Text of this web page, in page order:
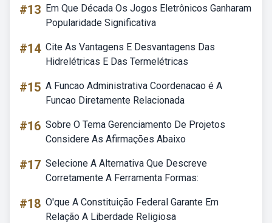
#13 Em Que Década Os Jogos Eletrônicos Ganharam
Popularidade Significativa
#14 Cite As Vantagens E Desvantagens Das
Hidrelétricas E Das Termelétricas
#15 A Funcao Administrativa Coordenacao é A
Funcao Diretamente Relacionada
#16 Sobre O Tema Gerenciamento De Projetos
Considere As Afirmações Abaixo
#17 Selecione A Alternativa Que Descreve
Corretamente A Ferramenta Formas:
#18 O'que A Constituição Federal Garante Em
Relação A Liberdade Religiosa